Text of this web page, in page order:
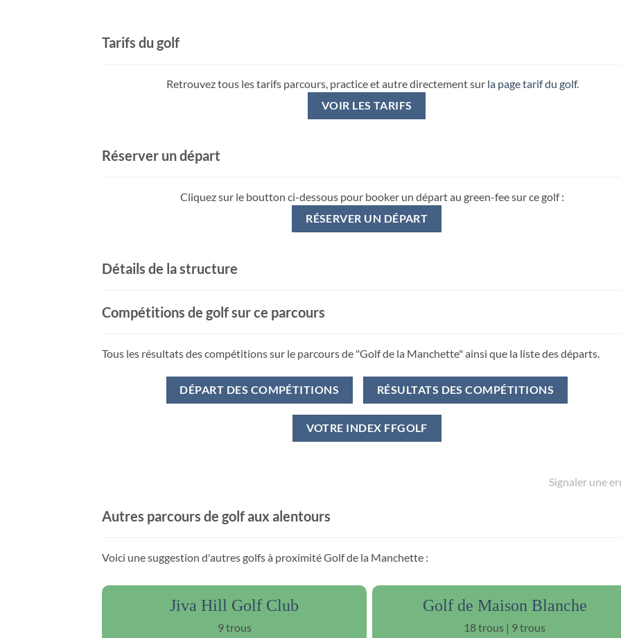
Tarifs du golf
Retrouvez tous les tarifs parcours, practice et autre directement sur la page tarif du golf.
VOIR LES TARIFS
Réserver un départ
Cliquez sur le boutton ci-dessous pour booker un départ au green-fee sur ce golf :
RÉSERVER UN DÉPART
Détails de la structure
Compétitions de golf sur ce parcours
Tous les résultats des compétitions sur le parcours de "Golf de la Manchette" ainsi que la liste des départs.
DÉPART DES COMPÉTITIONS RÉSULTATS DES COMPÉTITIONS
VOTRE INDEX FFGOLF
Signaler une
Autres parcours de golf aux alentours
Voici une suggestion d'autres golfs à proximité Golf de la Manchette :
Jiva Hill Golf Club
9 trous
Golf de Maison Blanche
18 trous | 9 trous